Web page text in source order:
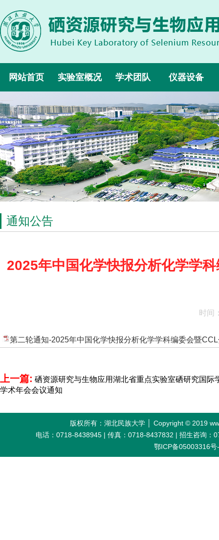
网站首页 实验室概况 学术团队 仪器设备
通知公告
2025年中国化学快报分析化学学
时间
第二轮通知-2025年中国化学快报分析化学学科编委会暨
上一篇: 硒资源研究与生物应用湖北省重点实验室硒研究国际
学术年会会议通知
版权所有：湖北民族大学 │ Copyright © 2019
电话：0718-8438945 | 传真：0718-8437832 | 招生咨询
鄂ICP备05003316